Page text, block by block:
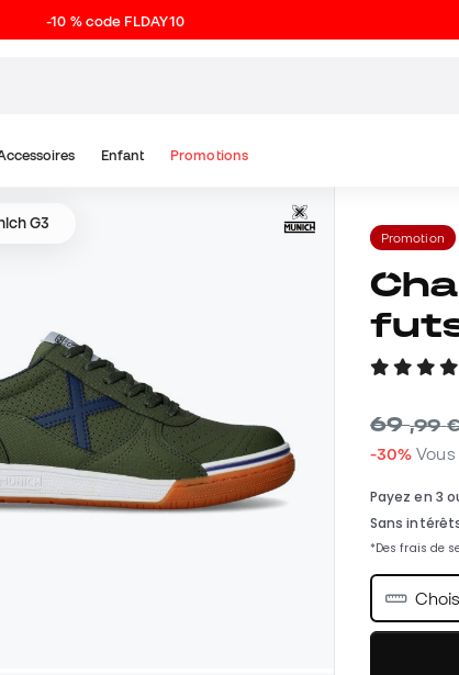
-10 % code FLDAY10
Enfant Promotions
G3
Promotion
Chaussures de
69,99
-30%